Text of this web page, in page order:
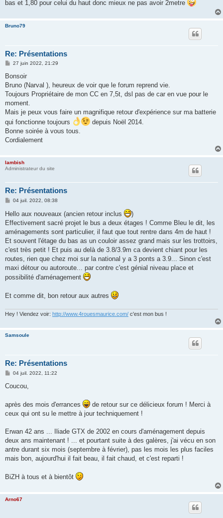
a
bas et 1,80 pour celui du haut donc mieux ne pas avoir 2metre
Bruno79
Re: Présentations
M
s
a
g
27 juin 2022, 21:29
Bonsoir
Bruno (Narval ), heureux de voir que le forum reprend vie.
Toujours Propriétaire de mon CC en 7,5t, dsl pas de car en vue pour le
moment.
Mais je peux vous faire un magnifique retour d'expérience sur ma batterie
qui fonctionne toujours
depuis Noël 2014.
Bonne soirée à vous tous.
Cordialement
lambish
Administrateur du site
Re: Présentations
M
s
s
a
g
e
04 juil. 2022, 08:38
Hello aux nouveaux (ancien retour inclus
)
Effectivement sacré projet le bus a deux étages ! Comme Bleu le dit, les
aménagements sont particulier, il faut que tout rentre dans 4m de haut !
Et souvent l'étage du bas as un couloir assez grand mais sur les trottoirs,
c'est très petit ! Et puis au delà de 3.8/3.9m ca devient chiant pour les
routes, rien que chez moi sur la national y a 3 ponts a 3.9... Sinon c'est
maxi détour ou autoroute... par contre c'est génial niveau place et
possibilité d'aménagement
Et comme dit, bon retour aux autres
Hey ! Viendez voir: http://www.4rouesmaurice.com/ c'est mon bus !
Samsoule
Re: Présentations
M
s
g
e
04 juil. 2022, 11:22
Coucou,
après des mois d'errances
de retour sur ce délicieux forum ! Merci à
ceux qui ont su le mettre à jour techniquement !
Erwan 42 ans ... Iliade GTX de 2002 en cours d'aménagement depuis
deux ans maintenant ! ... et pourtant suite à des galères, j'ai vécu en son
antre durant six mois (septembre à février), pas les mois les plus faciles
mais bon, aujourd'hui il fait beau, il fait chaud, et c'est reparti !
BiZH à tous et à bientôt
Arno67